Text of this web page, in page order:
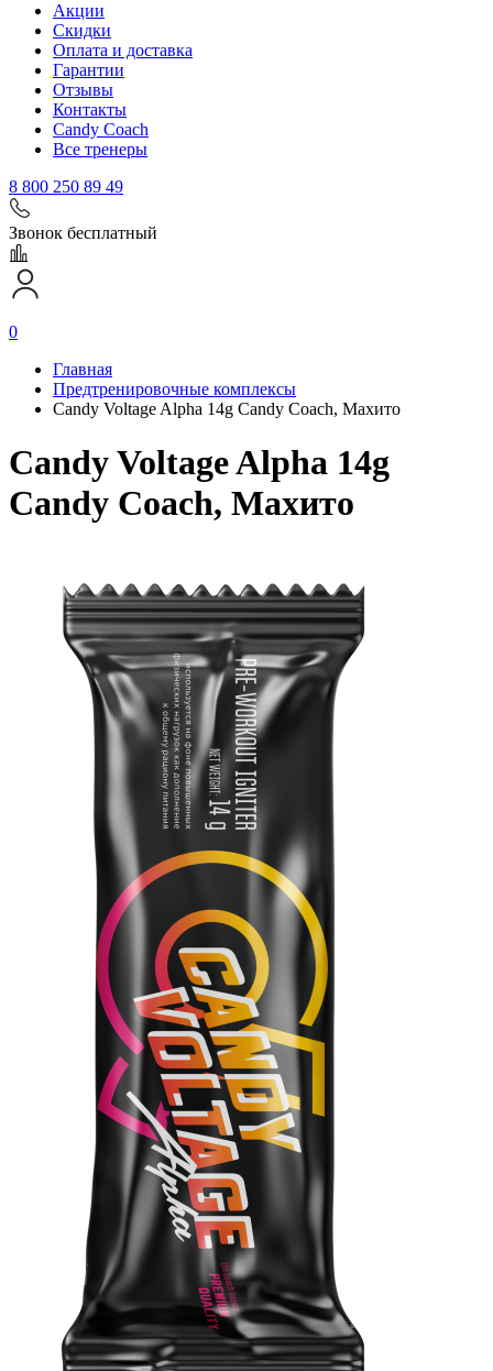
Акции
Скидки
Оплата и доставка
Гарантии
Отзывы
Контакты
Candy Coach
Все тренеры
8 800 250 89 49
Звонок бесплатный
0
Главная
Предтренировочные комплексы
Candy Voltage Alpha 14g Candy Coach, Махито
Candy Voltage Alpha 14g
Candy Coach, Махито